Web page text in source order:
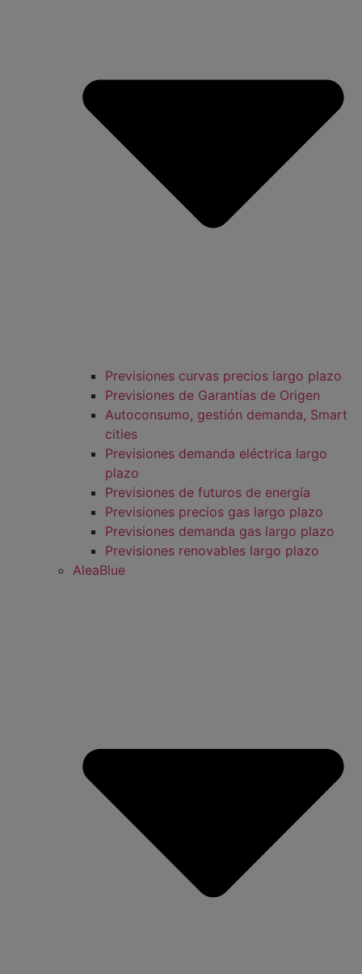
Previsiones curvas precios largo plazo
Previsiones de Garantías de Origen
Autoconsumo, gestión demanda, Smart
cities
Previsiones demanda eléctrica largo
plazo
Previsiones de futuros de energía
Previsiones precios gas largo plazo
Previsiones demanda gas largo plazo
Previsiones renovables largo plazo
AleaBlue